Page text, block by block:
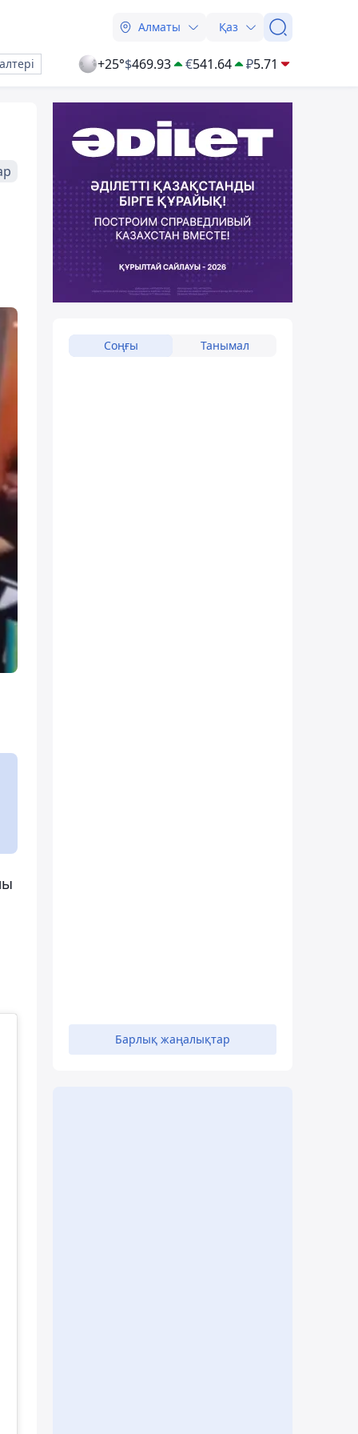
Алматы Қаз
+25°$469.93 €541.64 ₽5.71
Соңғы Танымал
Барлық жаңалықтар